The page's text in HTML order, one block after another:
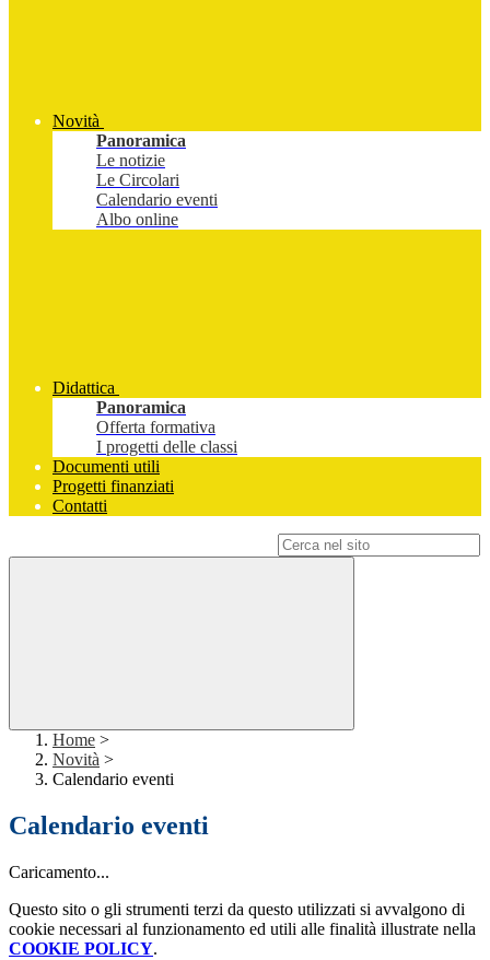
Novità
Panoramica
Le notizie
Le Circolari
Calendario eventi
Albo online
Didattica
Panoramica
Offerta formativa
I progetti delle classi
Documenti utili
Progetti finanziati
Contatti
Home >
Novità >
Calendario eventi
Calendario eventi
Caricamento...
Questo sito o gli strumenti terzi da questo utilizzati si avvalgono di
cookie necessari al funzionamento ed utili alle finalità illustrate nella
COOKIE POLICY.